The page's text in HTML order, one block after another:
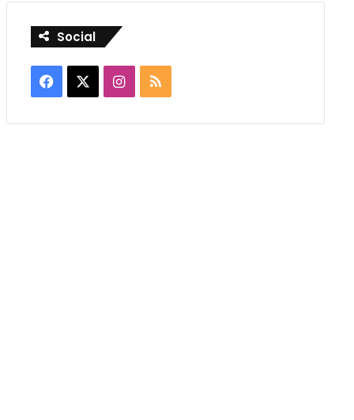
Social
Facebook Instagram
RSS